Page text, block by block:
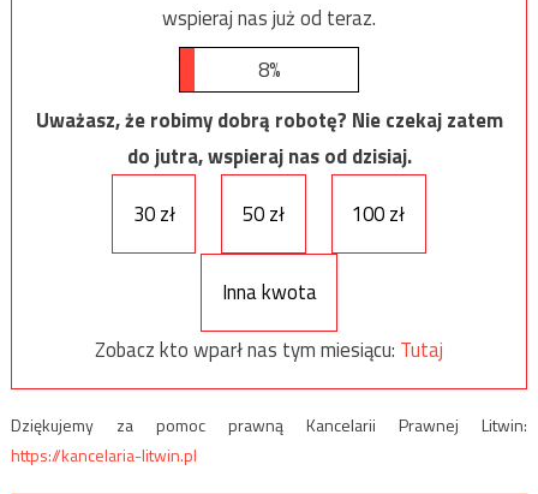
wspieraj nas już od teraz.
8%
Uważasz, że robimy dobrą robotę? Nie czekaj zatem
do jutra, wspieraj nas od dzisiaj.
30 zł
50 zł 100 zł
Inna kwota
Zobacz kto wparł nas tym miesiącu: Tutaj
Dziękujemy za pomoc prawną Kancelarii Prawnej Litwin:
https://kancelaria-litwin.pl